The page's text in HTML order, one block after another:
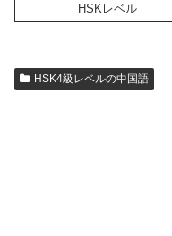
HSKレベル
HSK4級レベルの中国語